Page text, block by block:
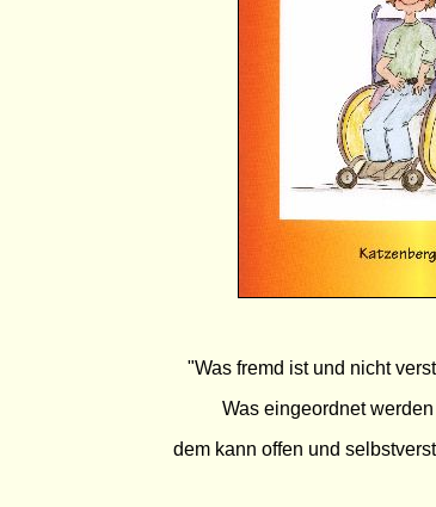
"Was fremd ist und nicht
Was eingeordnet
dem kann offen und